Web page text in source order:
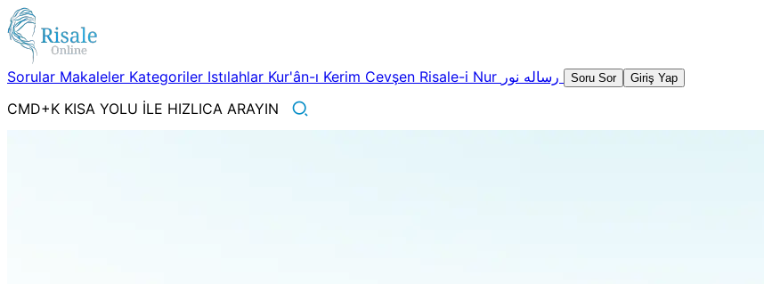
Sorular Makaleler Kategoriler Istılahlar Kur'ân-ı Kerim Cevşen Risale-i Nur Soru Sor Giriş Yap
CMD+K KISA YOLU İLE HIZLICA ARAYIN